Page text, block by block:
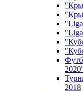
2018